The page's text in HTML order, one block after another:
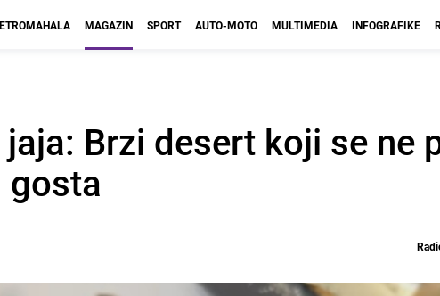
MAGAZIN SPORT AUTO-MOTO MULTIMEDIA INFOGRAFIKE
Brzi desert koji se ne
gosta